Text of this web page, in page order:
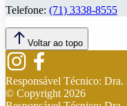
Telefone: (71) 3338-8555
Voltar ao topo
Responsável Técnico: Dra.
© Copyright 2026